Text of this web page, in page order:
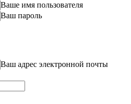
Ваше имя пользователя
Ваш пароль
Ваш адрес электронной почты